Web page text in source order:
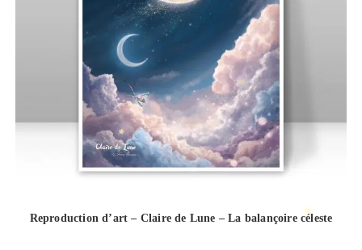
Reproduction d’art – Claire de Lune – La balançoire céleste